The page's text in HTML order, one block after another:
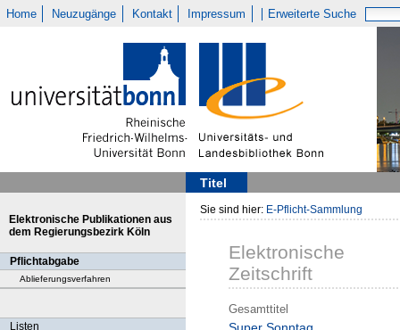
Home Neuzugänge Kontakt Impressum Erweiterte Suche
Titel
Elektronische Publikationen aus
dem Regierungsbezirk Köln
Pflichtabgabe
Ablieferungsverfahren
Listen
Sie sind hier: E-Pflicht-Sammlung
Elektronische
Zeitschrift
Gesamttitel